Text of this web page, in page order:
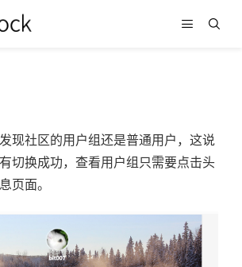
现社区的用户组还是普通用户，这说
切换成功，查看用户组只需要点击头
页面。